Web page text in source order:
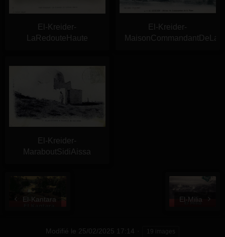
El-Kreider-
LaRedouteHaute
El-Kreider-
El-Kreider-
MaraboutSidiAissa
El-Kantara El-Milia
Modifié le 25/02/2025 17:14 19 images